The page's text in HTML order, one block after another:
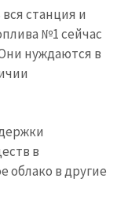
станция и
№1 сейчас
нуждаются в
в
облако в другие